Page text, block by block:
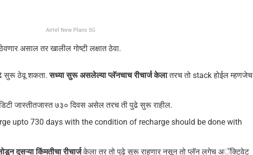
Airtel New Plans 5G
असाल तर खालील गोष्टी लक्षात ठेवा.
सुरू ठेवू शकता.सध्या सुरू असलेल्या प्लॅनचाच रीचार्ज केलातरच तो stack होईल म्हणजेच
जास्तीतजास्त ७३० दिवस असेल तरच ती पुढे सुरू राहील.
upto 730 days with the condition of recharge should be done with
दुसऱ्या किंमतीचा रीचार्जकेला तर तो पुढे सुरू राहणार नसून तो प्लॅन लगेच अॅक्टिवेट